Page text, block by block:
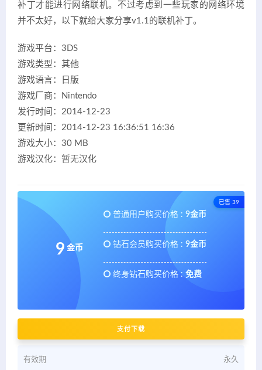
补丁才能进行网络联机。不过考虑到一些玩家的网络环境
并不太好，以下就给大家分享v1.1的联机补丁。
游戏平台：3DS
游戏类型：其他
游戏语言：日版
游戏厂商：Nintendo
发行时间：2014-12-23
更新时间：2014-12-23 16:36:51 16:36
游戏大小：30 MB
游戏汉化：暂无汉化
已售 39
9 金币
普通用户购买价格 : 9金币
钻石会员购买价格 : 9金币
终身钻石购买价格 : 免费
支付下载
有效期 永久